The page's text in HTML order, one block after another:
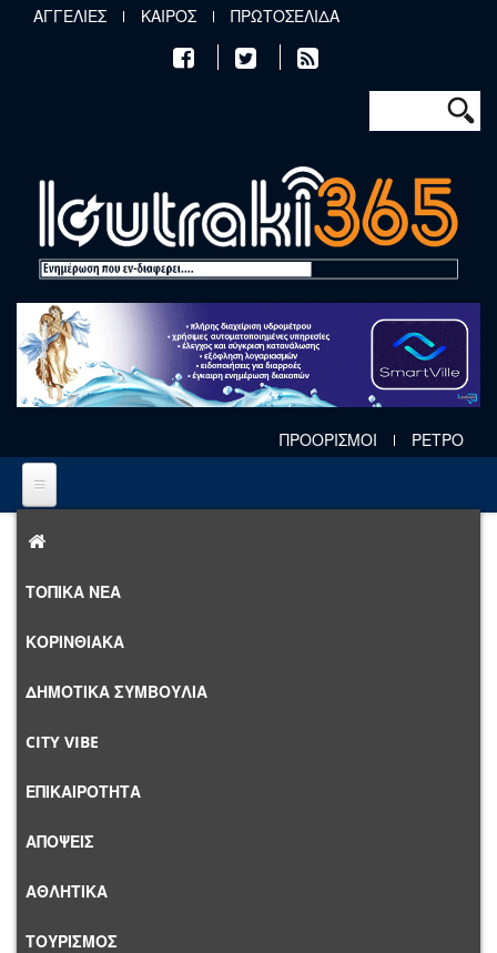
Παράκαμψη προς το κυρίως περιεχόμενο
ΑΓΓΕΛΙΕΣ ΚΑΙΡΟΣ ΠΡΩΤΟΣΕΛΙΔΑ
Φόρμα
Αναζήτηση
ΠΡΟΟΡΙΣΜΟΙ ΡΕΤΡΟ
ΤΟΠΙΚΑ ΝΕΑ
ΚΟΡΙΝΘΙΑΚΑ
ΔΗΜΟΤΙΚΑ ΣΥΜΒΟΥΛΙΑ
CITY VIBE
ΕΠΙΚΑΙΡΟΤΗΤΑ
ΑΠΟΨΕΙΣ
ΑΘΛΗΤΙΚΑ
ΤΟΥΡΙΣΜΟΣ
Τσίπρας σε Ράμα: «Δεν μπορείς να μου κάνεις
Αχτσιόγλου από βουλεύτρια